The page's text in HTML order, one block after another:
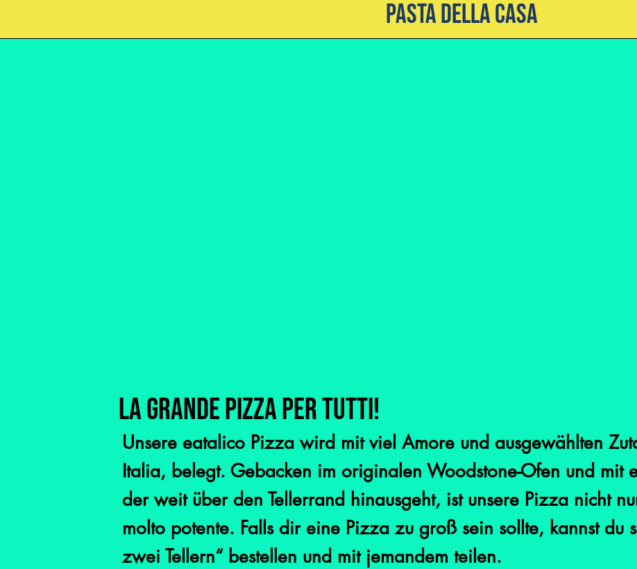
Pasta Della Casa
La Grande Pizza Per Tutti!
Unsere eatalico Pizza wird mit viel Amore und ausgewählten
Italia, belegt. Gebacken im originalen Woodstone-Ofen und mit
der weit über den Tellerrand hinausgeht, ist unsere Pizza nicht
molto potente. Falls dir eine Pizza zu groß sein sollte, kannst du
zwei Tellern“ bestellen und mit jemandem teilen.